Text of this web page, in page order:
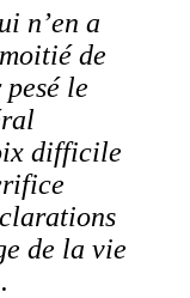
n’en a
de
le
difficile
de la vie